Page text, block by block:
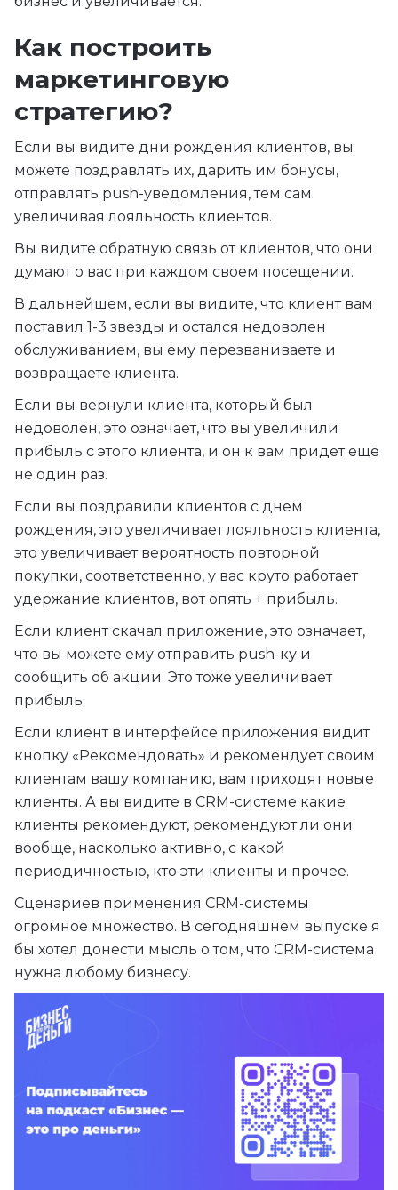
Как построить
маркетинговую
стратегию?
Если вы видите дни рождения клиентов, вы
можете поздравлять их, дарить им бонусы,
отправлять push-уведомления, тем сам
увеличивая лояльность клиентов.
Вы видите обратную связь от клиентов, что они
думают о вас при каждом своем посещении.
В дальнейшем, если вы видите, что клиент вам
поставил 1-3 звезды и остался недоволен
обслуживанием, вы ему перезваниваете и
возвращаете клиента.
Если вы вернули клиента, который был
недоволен, это означает, что вы увеличили
прибыль с этого клиента, и он к вам придет ещё
не один раз.
Если вы поздравили клиентов с днем
рождения, это увеличивает лояльность клиента,
это увеличивает вероятность повторной
покупки, соответственно, у вас круто работает
удержание клиентов, вот опять + прибыль.
Если клиент скачал приложение, это означает,
что вы можете ему отправить push-ку и
сообщить об акции. Это тоже увеличивает
прибыль.
Если клиент в интерфейсе приложения видит
кнопку «Рекомендовать» и рекомендует своим
клиентам вашу компанию, вам приходят новые
клиенты. А вы видите в CRM-системе какие
клиенты рекомендуют, рекомендуют ли они
вообще, насколько активно, с какой
периодичностью, кто эти клиенты и прочее.
Сценариев применения CRM-системы
огромное множество. В сегодняшнем выпуске я
бы хотел донести мысль о том, что CRM-система
нужна любому бизнесу.